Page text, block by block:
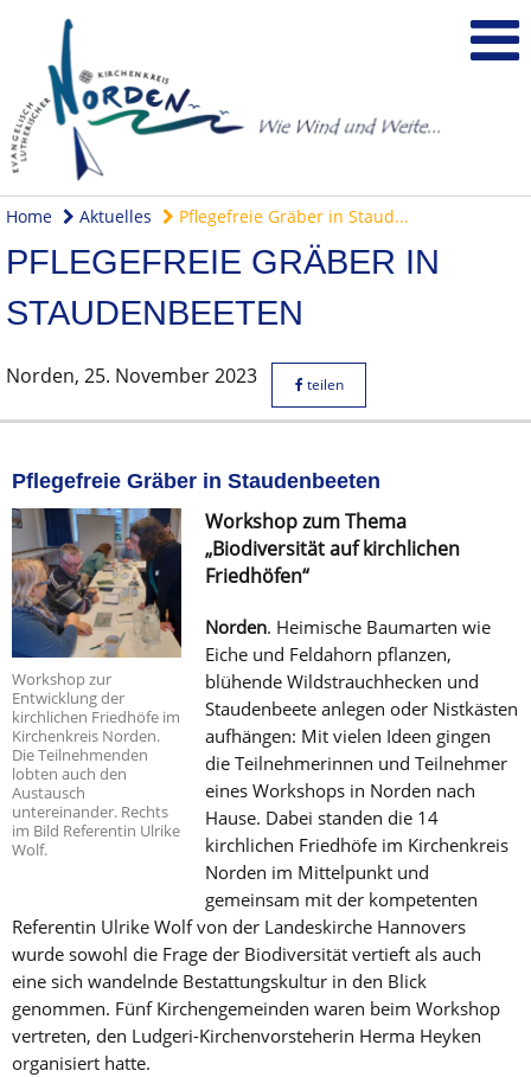
Home Aktuelles Pflegefreie Gräber in Staud...
PFLEGEFREIE GRÄBER IN
STAUDENBEETEN
Norden, 25. November 2023 teilen
Pflegefreie Gräber in Staudenbeeten
Workshop zur
Entwicklung der
kirchlichen Friedhöfe im
Kirchenkreis Norden.
Die Teilnehmenden
lobten auch den
Austausch
untereinander. Rechts
im Bild Referentin Ulrike
Wolf.
Workshop zum Thema
„Biodiversität auf kirchlichen
Friedhöfen“
Norden. Heimische Baumarten wie
Eiche und Feldahorn pflanzen,
blühende Wildstrauchhecken und
Staudenbeete anlegen oder Nistkästen
aufhängen: Mit vielen Ideen gingen
die Teilnehmerinnen und Teilnehmer
eines Workshops in Norden nach
Hause. Dabei standen die 14
kirchlichen Friedhöfe im Kirchenkreis
Norden im Mittelpunkt und
gemeinsam mit der kompetenten
Referentin Ulrike Wolf von der Landeskirche Hannovers
wurde sowohl die Frage der Biodiversität vertieft als auch
eine sich wandelnde Bestattungskultur in den Blick
genommen. Fünf Kirchengemeinden waren beim Workshop
vertreten, den Ludgeri-Kirchenvorsteherin Herma Heyken
organisiert hatte.